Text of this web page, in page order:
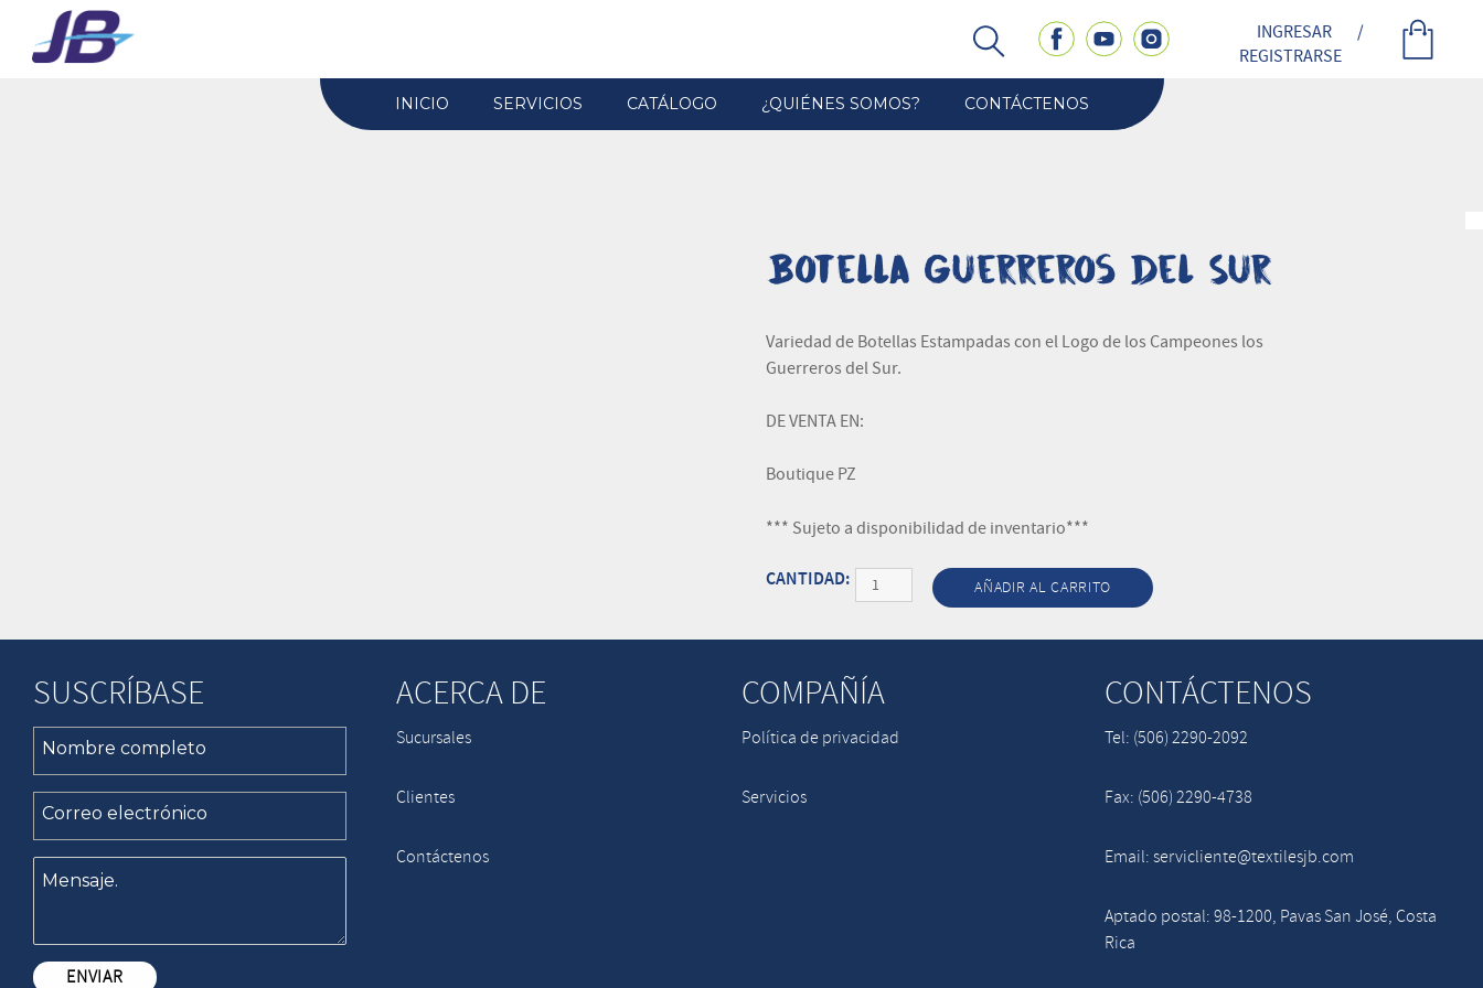
INGRESAR
/
REGISTRARSE
INICIO SERVICIOS CATÁLOGO ¿QUIÉNES SOMOS? CONTÁCTENOS
Botella Guerreros del Sur
Variedad de Botellas Estampadas con el Logo de los Campeones los
Guerreros del Sur.
DE VENTA EN:
Boutique PZ
*** Sujeto a disponibilidad de inventario***
Cantidad AÑADIR AL CARRITO
SUSCRÍBASE ACERCA DE
Sucursales
Clientes
Contáctenos
COMPAÑÍA
Política de privacidad
Servicios
CONTÁCTENOS
Tel: (506) 2290-2092
Fax: (506) 2290-4738
Email: servicliente@textilesjb.com
Aptado postal: 98-1200, Pavas San José, Costa
Rica